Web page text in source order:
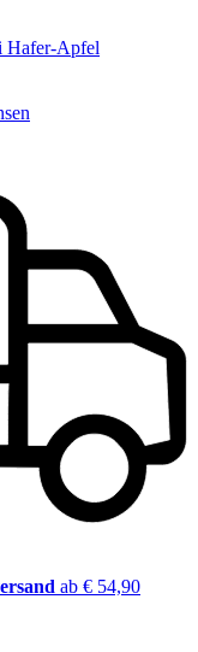
Hafer-Apfel
ab € 54,90